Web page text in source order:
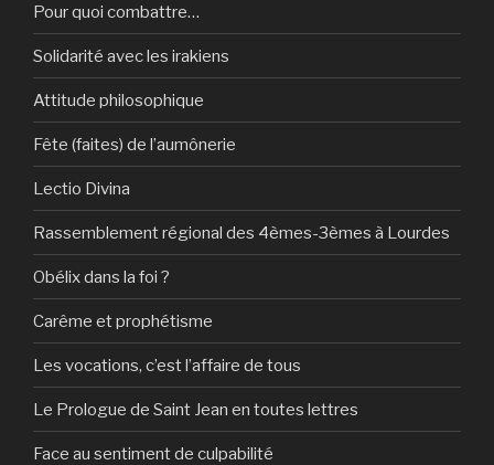
Pour quoi combattre…
Solidarité avec les irakiens
Attitude philosophique
Fête (faites) de l’aumônerie
Lectio Divina
Rassemblement régional des 4èmes-3èmes à Lourdes
Obélix dans la foi ?
Carême et prophétisme
Les vocations, c’est l’affaire de tous
Le Prologue de Saint Jean en toutes lettres
Face au sentiment de culpabilité